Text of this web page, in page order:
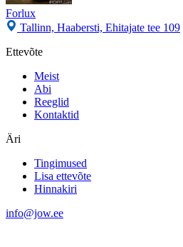
Forlux
Tallinn, Haabersti, Ehitajate tee 109
Ettevõte
Meist
Abi
Reeglid
Kontaktid
Äri
Tingimused
Lisa ettevõte
Hinnakiri
info@jow.ee